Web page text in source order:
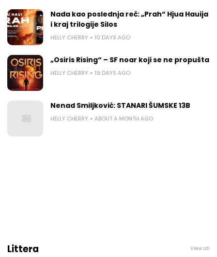
Nada kao poslednja reč: „Prah“ Hjua Hauija
i kraj trilogije Silos
HELLY CHERRY 10 DAYS AGO
„Osiris Rising“ – SF noar koji se ne propušta
HELLY CHERRY 19 DAYS AGO
Nenad Smiljković: STANARI ŠUMSKE 13B
HELLY CHERRY ABOUT A MONTH AGO
Littera View all